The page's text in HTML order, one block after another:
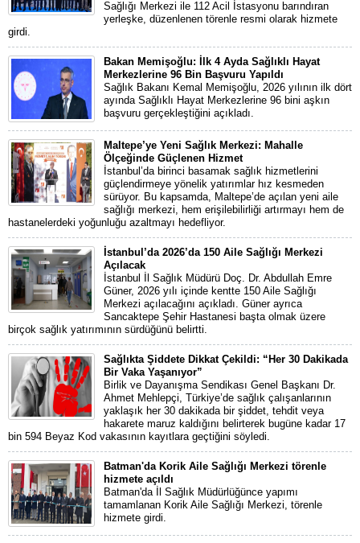
Sağlığı Merkezi ile 112 Acil İstasyonu barındıran
yerleşke, düzenlenen törenle resmi olarak hizmete
girdi.
Bakan Memişoğlu: İlk 4 Ayda Sağlıklı Hayat
Merkezlerine 96 Bin Başvuru Yapıldı
Sağlık Bakanı Kemal Memişoğlu, 2026 yılının ilk dört
ayında Sağlıklı Hayat Merkezlerine 96 bini aşkın
başvuru gerçekleştiğini açıkladı.
Maltepe’ye Yeni Sağlık Merkezi: Mahalle
Ölçeğinde Güçlenen Hizmet
İstanbul’da birinci basamak sağlık hizmetlerini
güçlendirmeye yönelik yatırımlar hız kesmeden
sürüyor. Bu kapsamda, Maltepe’de açılan yeni aile
sağlığı merkezi, hem erişilebilirliği artırmayı hem de
hastanelerdeki yoğunluğu azaltmayı hedefliyor.
İstanbul’da 2026’da 150 Aile Sağlığı Merkezi
Açılacak
İstanbul İl Sağlık Müdürü Doç. Dr. Abdullah Emre
Güner, 2026 yılı içinde kentte 150 Aile Sağlığı
Merkezi açılacağını açıkladı. Güner ayrıca
Sancaktepe Şehir Hastanesi başta olmak üzere
birçok sağlık yatırımının sürdüğünü belirtti.
Sağlıkta Şiddete Dikkat Çekildi: “Her 30 Dakikada
Bir Vaka Yaşanıyor”
Birlik ve Dayanışma Sendikası Genel Başkanı Dr.
Ahmet Mehlepçi, Türkiye’de sağlık çalışanlarının
yaklaşık her 30 dakikada bir şiddet, tehdit veya
hakarete maruz kaldığını belirterek bugüne kadar 17
bin 594 Beyaz Kod vakasının kayıtlara geçtiğini söyledi.
Batman'da Korik Aile Sağlığı Merkezi törenle
hizmete açıldı
Batman'da İl Sağlık Müdürlüğünce yapımı
tamamlanan Korik Aile Sağlığı Merkezi, törenle
hizmete girdi.